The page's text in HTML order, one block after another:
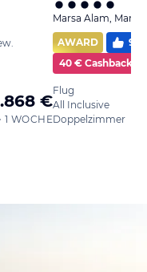
€
1 WOCHE
Marsa Alam,
AWARD
99
40 € Cashback
Flug
All Inclusive
Doppelzimmer